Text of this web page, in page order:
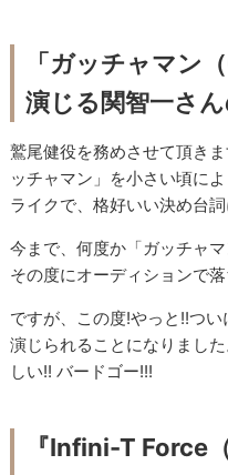
「ガッチャマン
演じる関智一さ
鷲尾健役を務めさせて頂き
ッチャマン」を小さい頃に
ライクで、格好いい決め台詞
今まで、何度か「ガッチャ
その度にオーディションで
ですが、この度!やっと!!つ
演じられることになりまし
しい!! バードゴー!!!
『Infini-T Force